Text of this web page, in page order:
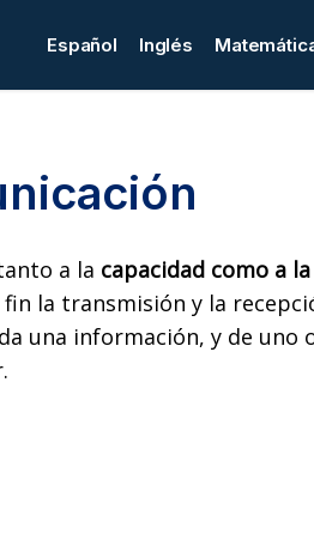
Español Inglés
a la capacidad como a
la transmisión y la
una información, y de